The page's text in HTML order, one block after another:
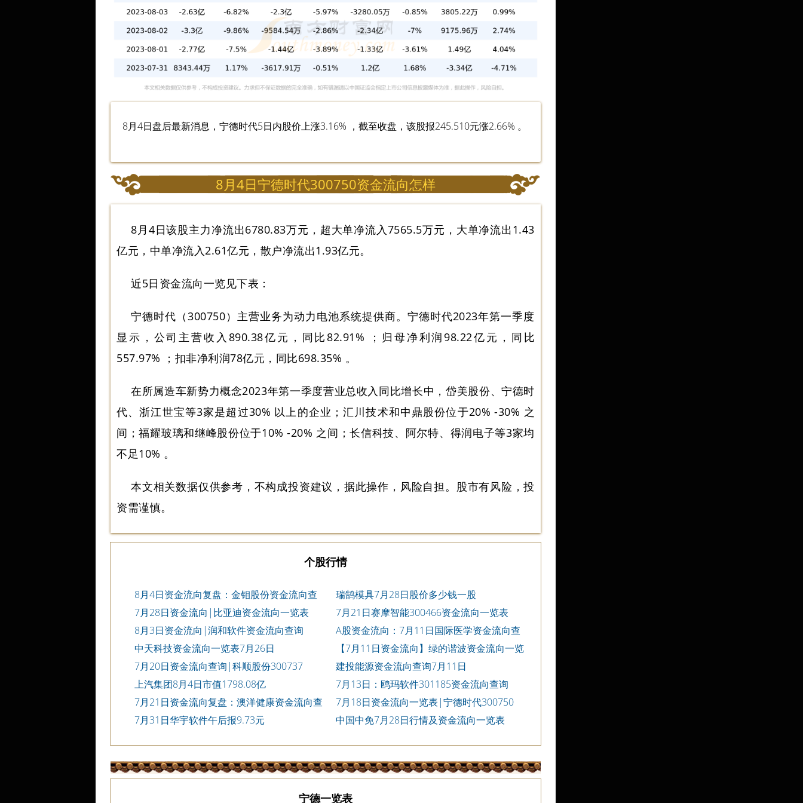
8月4日盘后最新消息，宁德时代5日内股价上涨3.16% ，截至收盘，该股报245.510元涨2.66% 。
8月4日宁德时代300750资金流向怎样
8月4日该股主力净流出6780.83万元，超大单净流入7565.5万元，大单净流出1.43
亿元，中单净流入2.61亿元，散户净流出1.93亿元。
近5日资金流向一览见下表：
宁德时代（300750）主营业务为动力电池系统提供商。宁德时代2023年第一季度
显示，公司主营收入890.38亿元，同比82.91% ；归母净利润98.22亿元，同比
557.97% ；扣非净利润78亿元，同比698.35% 。
在所属造车新势力概念2023年第一季度营业总收入同比增长中，岱美股份、宁德时
代、浙江世宝等3家是超过30% 以上的企业；汇川技术和中鼎股份位于20% -30% 之
间；福耀玻璃和继峰股份位于10% -20% 之间；长信科技、阿尔特、得润电子等3家均
不足10% 。
本文相关数据仅供参考，不构成投资建议，据此操作，风险自担。股市有风险，投
资需谨慎。
个股行情
8月4日资金流向复盘：金钼股份资金流向查
询
瑞鹄模具7月28日股价多少钱一股
7月28日资金流向|比亚迪资金流向一览表
7月21日赛摩智能300466资金流向一览表
8月3日资金流向|润和软件资金流向查询
A股资金流向：7月11日国际医学资金流向查
中天科技资金流向一览表7月26日
【7月11日资金流向】绿的谐波资金流向一览
表
7月20日资金流向查询|科顺股份300737
建投能源资金流向查询7月11日
上汽集团8月4日市值1798.08亿
7月13日：鸥玛软件301185资金流向查询
7月21日资金流向复盘：澳洋健康资金流向查
询
7月18日资金流向一览表|宁德时代300750
7月31日华宇软件午后报9.73元
中国中免7月28日行情及资金流向一览表
宁德一览表